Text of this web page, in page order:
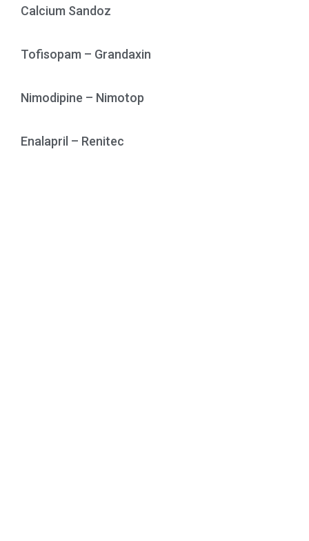
Calcium Sandoz
Tofisopam – Grandaxin
Nimodipine – Nimotop
Enalapril – Renitec